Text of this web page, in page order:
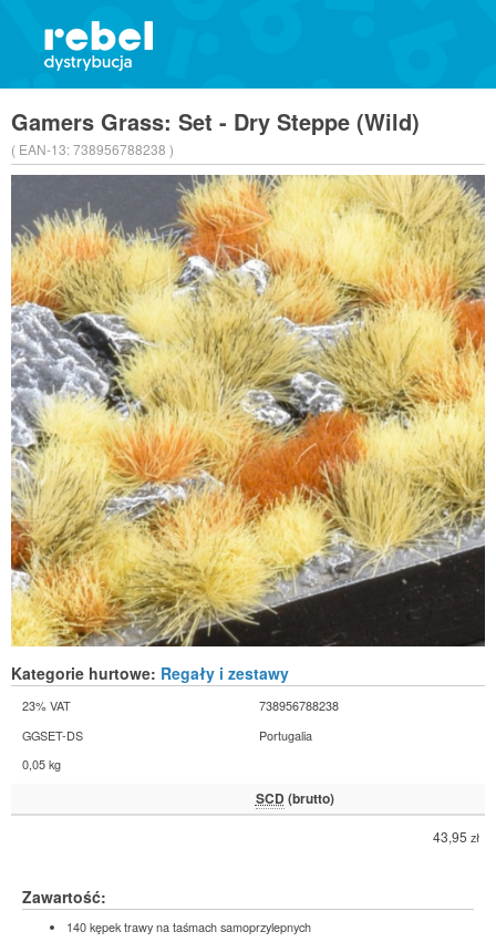
Gamers Grass: Set - Dry Steppe (Wild)
( EAN-13:738956788238 )
Kategorie hurtowe: Regały i zestawy
23% VAT
738956788238
GGSET-DS
Portugalia
0,05 kg
SCD (brutto)
43,95 zł
Zawartość:
140 kępek trawy na taśmach samoprzylepnych